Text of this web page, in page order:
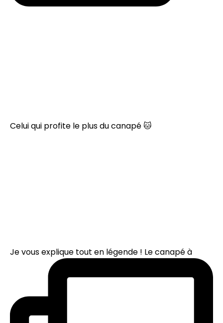
Celui qui profite le plus du canapé 🐱
Je vous explique tout en légende ! Le canapé à